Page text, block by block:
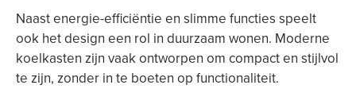
Naast energie-efficiëntie en slimme functies speelt
ook het design een rol in duurzaam wonen. Moderne
koelkasten zijn vaak ontworpen om compact en stijlvol
te zijn, zonder in te boeten op functionaliteit.